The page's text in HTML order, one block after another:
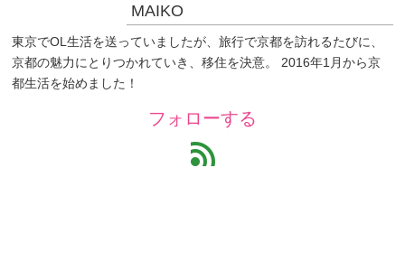
MAIKO
東京でOL生活を送っていましたが、旅行で京都を訪れるたびに、
京都の魅力にとりつかれていき、移住を決意。 2016年1月から京
都生活を始めました！
フォローする
feed